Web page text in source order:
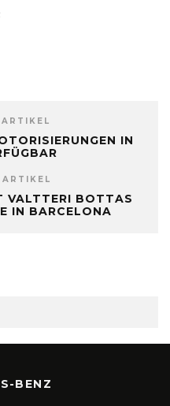
ARTIKEL
IN
ARTIKEL
VALTTERI BOTTAS
IN BARCELONA
BENZ